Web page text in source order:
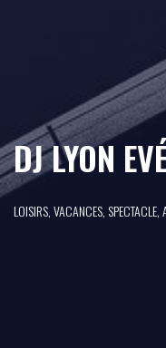
DJ LYON
LOISIRS, VACANCES, SPECTACLE,